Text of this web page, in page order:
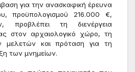
για την ανασκαφική έρευνα
προϋπολογισμού 216.000 €,
προβλέπει τη διενέργεια
στον αρχαιολογικό χώρο, τη
μελετών και πρόταση για τη
των μνημείων.